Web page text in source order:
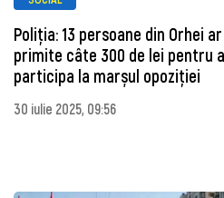
Poliția: 13 persoane din Orhei
primite câte 300 de lei pentru a
participa la marșul opoziției
30 iulie 2025, 09:56